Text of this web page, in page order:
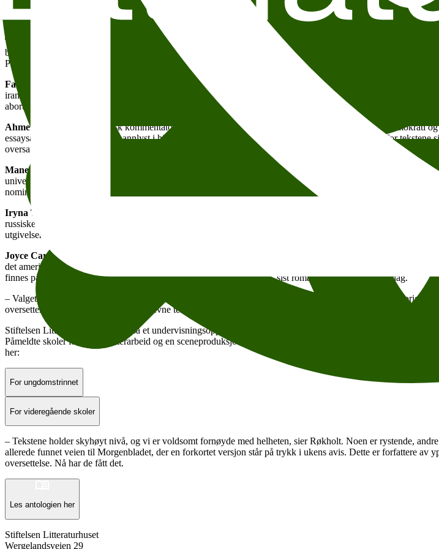
Bidragsyterne er:
Thorvald Steen
, en sentral stemme i norsk samtidslitteratur og en av Norges mest internasjonalt anerkjente
barnebøker, sakprosabøker og dramatikk, har blitt oversatt til 29 språk og mottatt en mengde priser. Steen har
PEN International sin fredskomité.
Fatemeh Ekhtesari
, iransk poet, redaktør og menneskerettsaktivist. Hun kom til Lillehammer som
iranske stat». Diktene hennes har ofte en politisk brodd, der hun tar opp temaer som ytringsfrihet og kvinners
abort. Siden 2019 er flere av diktene hennes tilgjengeliggjort på norsk, i samlinger oversatt av Nina Zandjani,
Ahmet Altan
, profilert tyrkisk kommentator, avisredaktør og forfatter, og et symbol på kampen for demokrati
essaysamlinger, flere av dem bannlyst i hjemlandet. Han har over hundre ganger blitt stilt for retten for
oversatt til norsk av blant andre Alf Storrud og Gunvald Axner Ims.
Maneo Mohale
, poet, skribent og redaktør fra Sør-Afrika. Hen har skrevet for publikasjoner som Jalada,
universitetet British Columbia, og særlig sett på temaer som rase, språk og media i apartheidstaten. I 2019
nominert til Ingrid Jonker Poetry Prize, og vant Glenna Luschei-prisen for afrikansk poesi.
Iryna Tsilyk
russiske okkupasjonen av Donetsk som begynte i 2014. Siden krigens inntog har Tsilyk fortsatt med
utgivelser reflekterer. Hun gjestet Litteraturhuset i mars 2023, og like etter ble hun tildelt den høythengende
Joyce Carol Oates
, en av USAs mest sentrale forfattere. I snart 60 år har hun utgitt prisvinnende romaner,
det amerikanske samfunnets mørkeste sider. Utenom forfatterskapet hennes er hun også en aktiv
finnes på norsk, oversatt av blant andre Tone Formo og Bente Klinge, sist romanen de der på Pax forlag.
– Valget av bidragsytere dekker et bredt litteraturfelt, fra essayistisk sakprosa til poesi og romaner, og er
oversettere, kan vi presentere de nyskrevne tekstene i norsk språkdrakt, sier Røkholt.
Stiftelsen Litteraturhuset lager også et undervisningsopplegg knyttet til antologien. Dette vil distribueres til
Påmeldte skoler får for- og etterarbeid og en sceneproduksjon i tillegg til mulige fordypningsoppgaver,
her:
For ungdomstrinnet
For videregående skoler
– Tekstene holder skyhøyt nivå, og vi er voldsomt fornøyde med helheten, sier Røkholt. Noen er rystende,
allerede funnet veien til Morgenbladet, der en forkortet versjon står på trykk i ukens avis. Dette er forfattere av
oversettelse. Nå har de fått det.
Les antologien her
Stiftelsen Litteraturhuset
Wergelandsveien 29